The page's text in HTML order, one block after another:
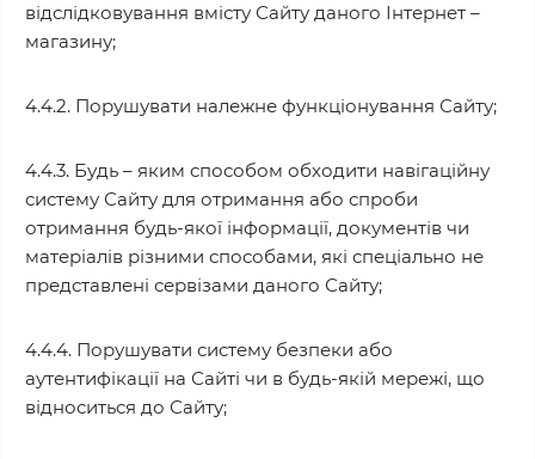
відслідковування вмісту Сайту даного Інтернет –
магазину;
4.4.2. Порушувати належне функціонування Сайту;
4.4.3. Будь – яким способом обходити навігаційну
систему Сайту для отримання або спроби
отримання будь-якої інформації, документів чи
матеріалів різними способами, які спеціально не
представлені сервізами даного Сайту;
4.4.4. Порушувати систему безпеки або
аутентифікації на Сайті чи в будь-якій мережі, що
відноситься до Сайту;